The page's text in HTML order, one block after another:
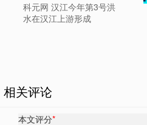
科元网 汉江今年第3号洪
水在汉江上游形成
相关评论
本文评分*